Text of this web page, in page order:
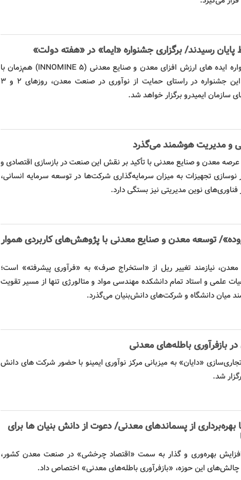
پایان رسیدند/ برگزاری جشنواره «ایما» در «هفته دولت»
ایدههای ارزش افزای معدن
و صنایع معدنی (INNOMINE 5) هم‌زمان با
آغاز هفته دولت خبر داد و عنوان کرد این جشنواره در راستای حمایت از نوآوری در صنعت معدن، روزهای ۲ و ۳
و مدیریت هوشمند می‌گذرد
معدن و صنایع معدنی با تأکید بر نقش این صنعت در بازسازی اقتصادی و
تجهیزات به میزان سرمایه‌گذاری شرکت‌ها در توسعه سرمایه انسانی،
نوین مدیریتی نیز بستگی دارد.
توسعه معدن و صنایع معدنی با پژوهش‌های کاربردی هموار
نیازمند تغییر ریل از «استخراج صرف» به «فرآوری پیشرفته» است؛
علمی و استاد تمام دانشکده مهندسی مواد و متالورژی تنها از مسیر تقویت
میان دانشگاه و شرکت‌های دانش‌بنیان می‌گذرد.
دربازفرآوریباطله‌های معدنی
«دایان» به میزبانی مرکز نوآوری ایمینو با حضور شرکت های دانش
شد.
از پسماندهای معدنی/ دعوت ازدانش بنیانها برای
بهره‌وری و گذار به سمت «اقتصاد چرخشی» در صنعت معدن کشور،
چالش‌های این حوزه، «بازفرآوری باطله‌های معدنی» اختصاص داد.